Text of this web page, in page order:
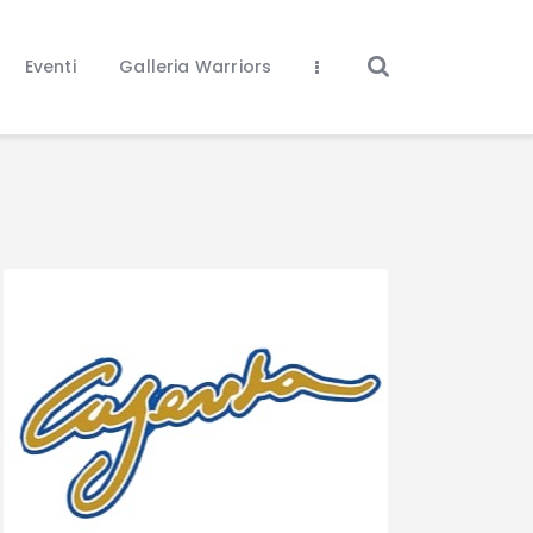
Eventi Galleria Warriors